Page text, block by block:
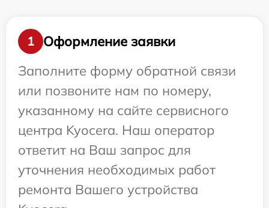
1
Оформление заявки
Заполните форму обратной связи
или позвоните нам по номеру,
указанному на сайте сервисного
центра Kyocera. Наш оператор
ответит на Ваш запрос для
уточнения необходимых работ
ремонта Вашего устройства